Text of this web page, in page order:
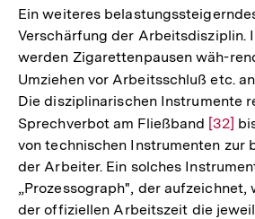
Ein weiteres
Verschärfung der Arbeitsdisziplin.
werden Zigarettenpausen wäh-
Umziehen vor Arbeitsschluß etc.
Die disziplinarischen Instrumente
Sprechverbot am Fließband Zur
der
[32]
von technischen Instrumenten zur
der Arbeiter. Ein solches
„Prozessograph", der aufzeichnet,
der offiziellen Arbeitszeit die